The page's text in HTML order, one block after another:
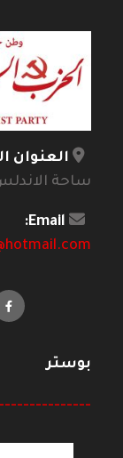
العنوان
ساحة
Email:
بوستر